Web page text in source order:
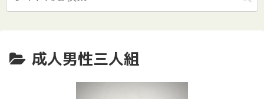
成人男性三人組